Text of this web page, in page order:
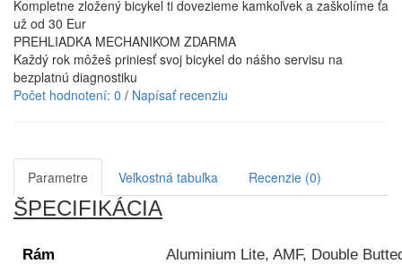
Kompletne zložený bicykel ti dovezieme kamkoľvek a zaškolíme ťa
už od 30 Eur
PREHLIADKA MECHANIKOM ZDARMA
Každý rok môžeš priniesť svoj bicykel do nášho servisu na
bezplatnú diagnostiku
Počet hodnotení: 0 / Napísať recenziu
Parametre Veľkostná tabuľka Recenzie (0)
ŠPECIFIKÁCIA
Rám
Aluminium Lite, AMF, Double